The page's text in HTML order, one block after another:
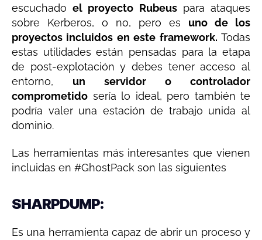
escuchadoel proyecto Rubeuspara ataques
sobre Kerberos, o no, pero es uno de los
proyectos incluidos en este framework. Todas
estas utilidades están pensadas para la etapa
de post-explotación y debes tener acceso al
entorno, un servidor o controlador
comprometido sería lo ideal, pero también te
podría valer una estación de trabajo unida al
dominio.
Las herramientas más interesantes que vienen
incluidas en #GhostPack son las siguientes
SHARPDUMP:
Es una herramienta capaz de abrir un proceso y